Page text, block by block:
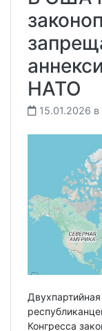
НАТО
15.01.2026 в
Конгресса